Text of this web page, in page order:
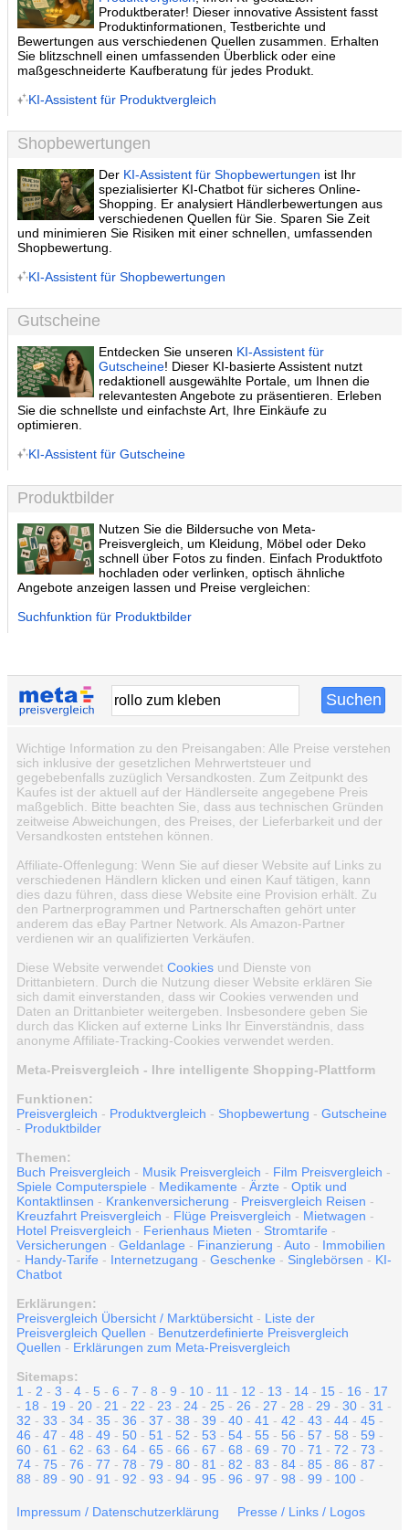
Produktberater! Dieser innovative Assistent fasst
Produktinformationen, Testberichte und
Bewertungen aus verschiedenen Quellen zusammen. Erhalten
Sie blitzschnell einen umfassenden Überblick oder eine
maßgeschneiderte Kaufberatung für jedes Produkt.
KI-Assistent für Produktvergleich
Shopbewertungen
Der KI-Assistent für Shopbewertungen ist Ihr
spezialisierter KI-Chatbot für sicheres Online-
Shopping. Er analysiert Händlerbewertungen aus
verschiedenen Quellen für Sie. Sparen Sie Zeit
und minimieren Sie Risiken mit einer schnellen, umfassenden
Shopbewertung.
KI-Assistent für Shopbewertungen
Gutscheine
Entdecken Sie unseren KI-Assistent für
Gutscheine! Dieser KI-basierte Assistent nutzt
redaktionell ausgewählte Portale, um Ihnen die
relevantesten Angebote zu präsentieren. Erleben
Sie die schnellste und einfachste Art, Ihre Einkäufe zu
optimieren.
KI-Assistent für Gutscheine
Produktbilder
Nutzen Sie die Bildersuche von Meta-
Preisvergleich, um Kleidung, Möbel oder Deko
schnell über Fotos zu finden. Einfach Produktfoto
hochladen oder verlinken, optisch ähnliche
Angebote anzeigen lassen und Preise vergleichen:
Suchfunktion für Produktbilder
Wichtige Information zu den Preisangaben: Alle Preise verstehen
sich inklusive der gesetzlichen Mehrwertsteuer und
gegebebenfalls zuzüglich Versandkosten. Zum Zeitpunkt des
Kaufes ist der aktuell auf der Händlerseite angegebene Preis
maßgeblich. Bitte beachten Sie, dass aus technischen Gründen
zeitweise Abweichungen, des Preises, der Lieferbarkeit und der
Versandkosten entstehen können.
Affiliate-Offenlegung: Wenn Sie auf dieser Website auf Links zu
verschiedenen Händlern klicken und einen Kauf tätigen, kann
dies dazu führen, dass diese Website eine Provision erhält. Zu
den Partnerprogrammen und Partnerschaften gehört unter
anderem das eBay Partner Network. Als Amazon-Partner
verdienen wir an qualifizierten Verkäufen.
Diese Website verwendet Cookies und Dienste von
Drittanbietern. Durch die Nutzung dieser Website erklären Sie
sich damit einverstanden, dass wir Cookies verwenden und
Daten an Drittanbieter weitergeben. Insbesondere geben Sie
durch das Klicken auf externe Links Ihr Einverständnis, dass
anonyme Affiliate-Tracking-Cookies verwendet werden.
Meta-Preisvergleich - Ihre intelligente Shopping-Plattform
Funktionen:
Preisvergleich - Produktvergleich - Shopbewertung - Gutscheine
- Produktbilder
Themen:
Buch Preisvergleich - Musik Preisvergleich - Film Preisvergleich -
Spiele Computerspiele - Medikamente - Ärzte - Optik und
Kontaktlinsen - Krankenversicherung - Preisvergleich Reisen -
Kreuzfahrt Preisvergleich - Flüge Preisvergleich - Mietwagen -
Hotel Preisvergleich - Ferienhaus Mieten - Stromtarife -
Versicherungen - Geldanlage - Finanzierung - Auto - Immobilien
- Handy-Tarife - Internetzugang - Geschenke - Singlebörsen - KI-
Chatbot
Erklärungen:
Preisvergleich Übersicht / Marktübersicht - Liste der
Preisvergleich Quellen - Benutzerdefinierte Preisvergleich
Quellen - Erklärungen zum Meta-Preisvergleich
Sitemaps:
1 - 2 - 3 - 4 - 5 - 6 - 7 - 8 - 9 - 10 - 11 - 12 - 13 - 14 - 15 - 16 - 17
- 18 - 19 - 20 - 21 - 22 - 23 - 24 - 25 - 26 - 27 - 28 - 29 - 30 - 31 -
32 - 33 - 34 - 35 - 36 - 37 - 38 - 39 - 40 - 41 - 42 - 43 - 44 - 45 -
46 - 47 - 48 - 49 - 50 - 51 - 52 - 53 - 54 - 55 - 56 - 57 - 58 - 59 -
60 - 61 - 62 - 63 - 64 - 65 - 66 - 67 - 68 - 69 - 70 - 71 - 72 - 73 -
74 - 75 - 76 - 77 - 78 - 79 - 80 - 81 - 82 - 83 - 84 - 85 - 86 - 87 -
88 - 89 - 90 - 91 - 92 - 93 - 94 - 95 - 96 - 97 - 98 - 99 - 100 -
Impressum / Datenschutzerklärung Presse / Links / Logos